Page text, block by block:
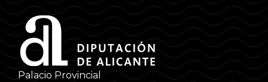
Palacio Provincial